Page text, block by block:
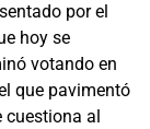
por el
hoy se
votando en
que pavimentó
cuestiona al